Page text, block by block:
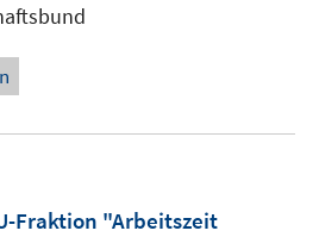
Fraktion "Arbeitszeit